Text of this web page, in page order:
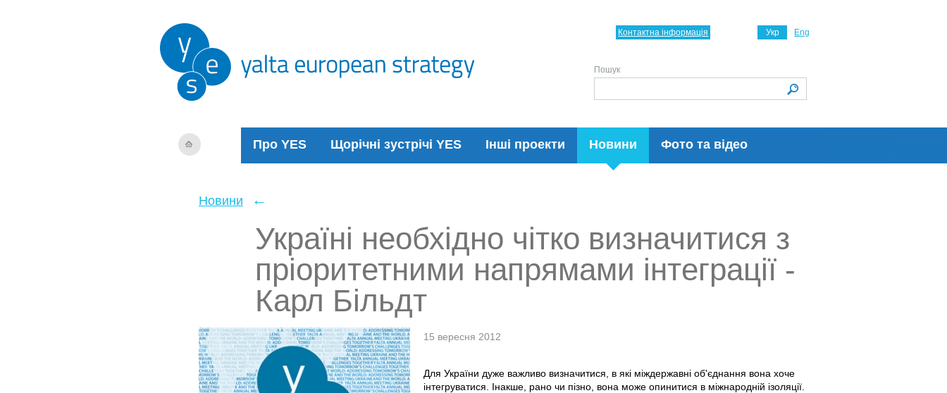
Про YES Щорічні зустрічі YES Інші проекти Новини Фото та відео
Укр Eng
Контактна інформація
Пошук
Новини ←
Україні необхідно чітко визначитися з
пріоритетними напрямами інтеграції -
Карл Більдт
15 вересня 2012
Для України дуже важливо визначитися, в які міждержавні об'єднання вона хоче
інтегруватися. Інакше, рано чи пізно, вона може опинитися в міжнародній ізоляції.